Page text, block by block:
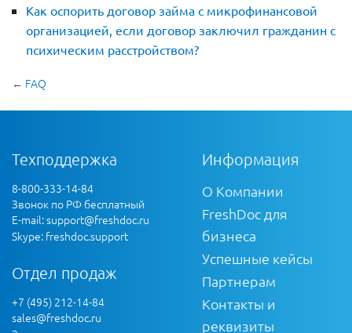
Как оспорить договор займа с микрофинансовой
организацией, если договор заключил гражданин с
психическим расстройством?
← FAQ
Техподдержка
8-800-333-14-84
Звонок по РФ бесплатный
E-mail:support@freshdoc.ru
Skype: freshdoc.support
Отдел продаж
+7 (495) 212-14-84
sales@freshdoc.ru
Информация
О Компании
FreshDoc для
бизнеса
Успешные кейсы
Партнерам
Контакты и
реквизиты